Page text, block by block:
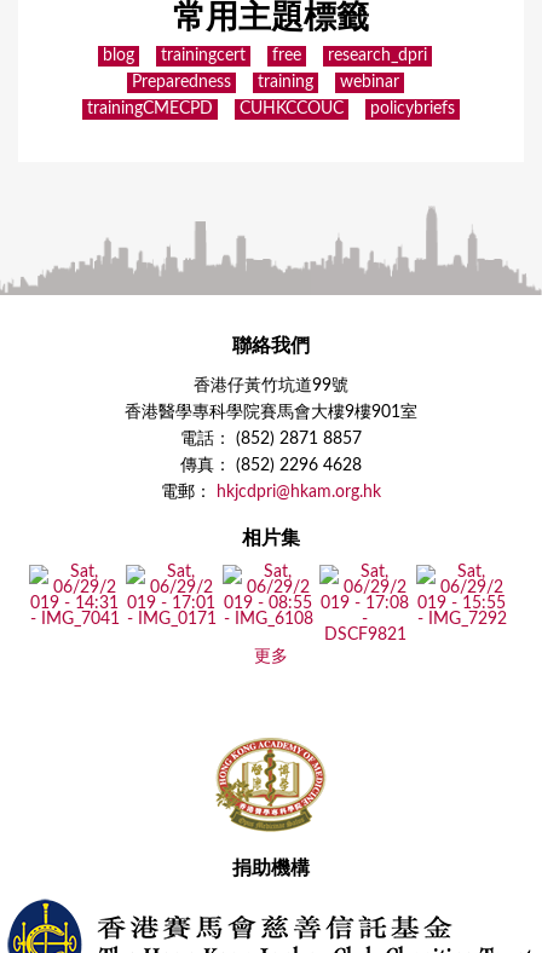
常用主題標籤
blog trainingcert free
research_dpri
Preparedness
training
webinar
trainingCMECPD
CUHKCCOUC policybriefs
聯絡我們
香港仔黃竹坑道99號
香港醫學專科學院賽馬會大樓9樓901室
電話： (852) 2871 8857
傳真： (852) 2296 4628
電郵：
hkjcdpri@hkam.org.hk
相片集
更多
捐助機構